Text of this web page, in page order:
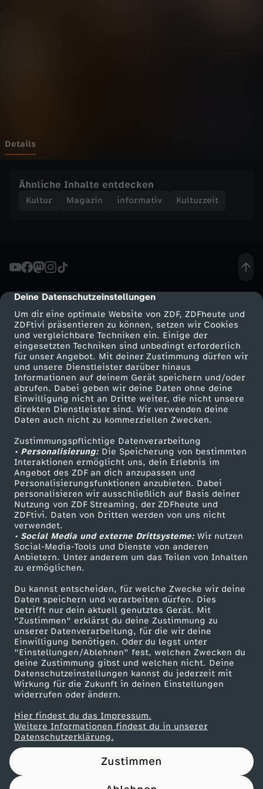
cmp-dialog-description
Deine Datenschutzeinstellungen
Um dir eine optimale Website von ZDF, ZDFheute und
ZDFtivi präsentieren zu können, setzen wir Cookies
und vergleichbare Techniken ein. Einige der
eingesetzten Techniken sind unbedingt erforderlich
für unser Angebot. Mit deiner Zustimmung dürfen wir
und unsere Dienstleister darüber hinaus
Informationen auf deinem Gerät speichern und/oder
abrufen. Dabei geben wir deine Daten ohne deine
Einwilligung nicht an Dritte weiter, die nicht unsere
direkten Dienstleister sind. Wir verwenden deine
Daten auch nicht zu kommerziellen Zwecken.
Zustimmungspflichtige Datenverarbeitung
• Personalisierung:Die Speicherung von bestimmten
Interaktionen ermöglicht uns, dein Erlebnis im
Angebot des ZDF an dich anzupassen und
Personalisierungsfunktionen anzubieten. Dabei
personalisieren wir ausschließlich auf Basis deiner
Nutzung von ZDF Streaming, der ZDFheute und
ZDFtivi. Daten von Dritten werden von uns nicht
verwendet.
• Social Media und externe Drittsysteme:Wir nutzen
Social-Media-Tools und Dienste von anderen
Anbietern. Unter anderem um das Teilen von Inhalten
zu ermöglichen.
Du kannst entscheiden, für welche Zwecke wir deine
Daten speichern und verarbeiten dürfen. Dies
betrifft nur dein aktuell genutztes Gerät. Mit
"Zustimmen" erklärst du deine Zustimmung zu
unserer Datenverarbeitung, für die wir deine
Einwilligung benötigen. Oder du legst unter
"Einstellungen/Ablehnen" fest, welchen Zwecken du
deine Zustimmung gibst und welchen nicht. Deine
Datenschutzeinstellungen kannst du jederzeit mit
Wirkung für die Zukunft in deinen Einstellungen
widerrufen oder ändern.
Hier findest du das Impressum.
Weitere Informationen findest du in unserer
Datenschutzerklärung.
Zustimmen
T
u
y
N
a
k
e
d
"
ü
b
e
r
J
u
g
e
n
d
l
Details
Ähnliche Inhalte entdecken
Kultur Magazin informativ Kulturzeit
Mehr ZDF
ZDF-Apps
Smart TV
ZDFtext
Livestreams
Sendungen A-Z
TV-Programm
Service
ZDFmitreden
Kontakt zum ZDF
Tickets
Zuschauerservice
Hilfe
ZDF Unternehmen
Karriere
ZDF goes Schule
Werbefernsehen
Mainzelmännchen
Partner